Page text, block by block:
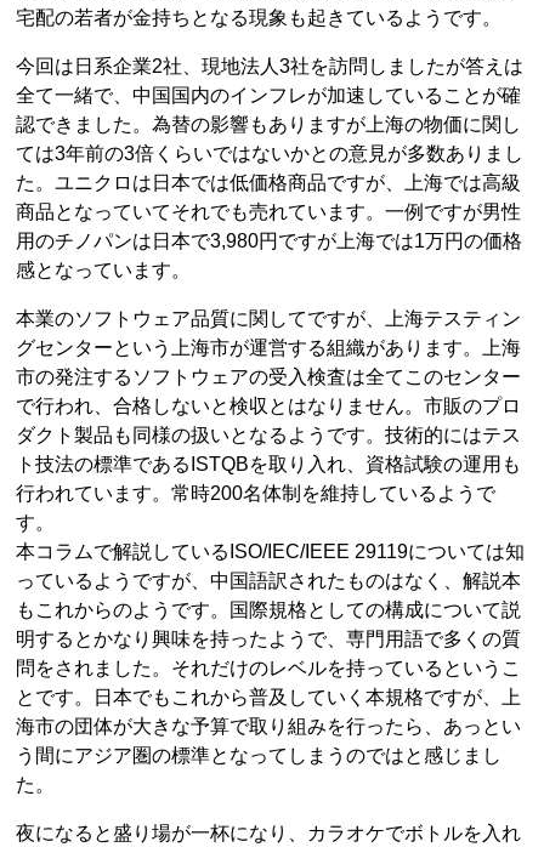
宅配の若者が金持ちとなる現象も起きているようです。
今回は日系企業2社、現地法人3社を訪問しましたが答えは
全て一緒で、中国国内のインフレが加速していることが確
認できました。為替の影響もありますが上海の物価に関し
ては3年前の3倍くらいではないかとの意見が多数ありまし
た。ユニクロは日本では低価格商品ですが、上海では高級
商品となっていてそれでも売れています。一例ですが男性
用のチノパンは日本で3,980円ですが上海では1万円の価格
感となっています。
本業のソフトウェア品質に関してですが、上海テスティン
グセンターという上海市が運営する組織があります。上海
市の発注するソフトウェアの受入検査は全てこのセンター
で行われ、合格しないと検収とはなりません。市販のプロ
ダクト製品も同様の扱いとなるようです。技術的にはテス
ト技法の標準であるISTQBを取り入れ、資格試験の運用も
行われています。常時200名体制を維持しているようで
す。
本コラムで解説しているISO/IEC/IEEE 29119については知
っているようですが、中国語訳されたものはなく、解説本
もこれからのようです。国際規格としての構成について説
明するとかなり興味を持ったようで、専門用語で多くの質
問をされました。それだけのレベルを持っているというこ
とです。日本でもこれから普及していく本規格ですが、上
海市の団体が大きな予算で取り組みを行ったら、あっとい
う間にアジア圏の標準となってしまうのではと感じまし
た。
夜になると盛り場が一杯になり、カラオケでボトルを入れ